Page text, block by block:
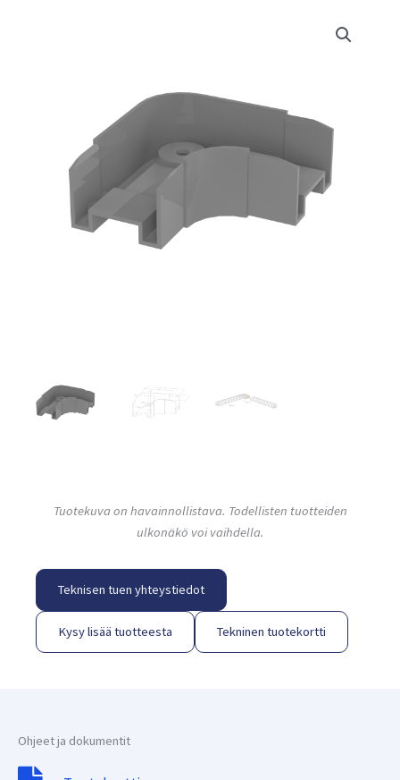
Tuotekuva on havainnollistava. Todellisten tuotteiden
ulkonäkö voi vaihdella.
Teknisen tuen yhteystiedot
Kysy lisää tuotteesta Tekninen tuotekortti
Ohjeet ja dokumentit